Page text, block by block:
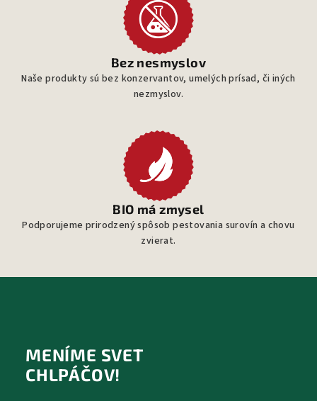
Bez nesmyslov
Naše produkty sú bez konzervantov, umelých prísad, či iných
nezmyslov.
BIO má zmysel
Podporujeme prirodzený spôsob pestovania surovín a chovu
zvierat.
MENÍME SVET
CHLPÁČOV!